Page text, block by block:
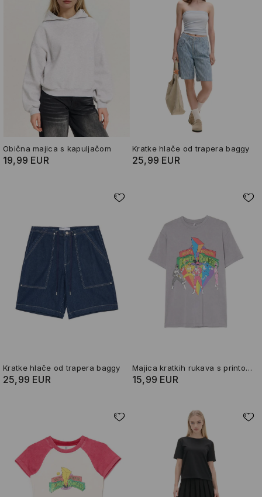
Obična majica s kapuljačom
19,99 EUR
Kratke hlače od trapera baggy
25,99 EUR
Kratke hlače od trapera baggy
25,99 EUR
Majica kratkih rukava s printom Power Rangers
15,99 EUR